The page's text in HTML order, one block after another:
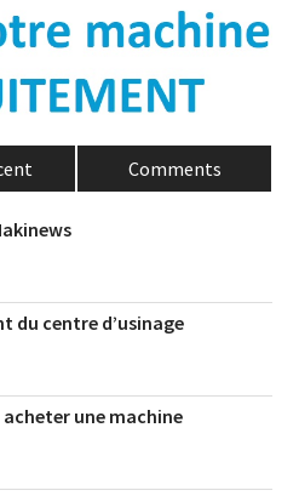
Comments
du centre d’usinage
une machine